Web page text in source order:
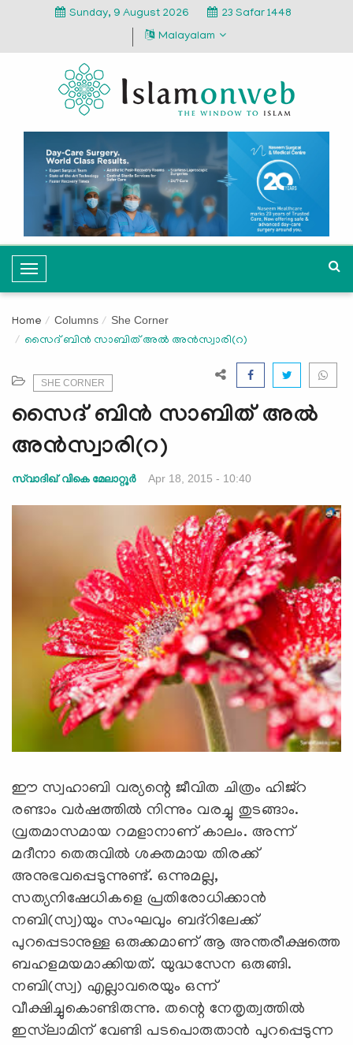
Sunday, 9 August 2026
23 Safar 1448
Malayalam
T
o
g
l
a
v
i
a
Home Columns She Corner
സൈദ് ബിന്‍ സാബിത് അല്‍ അന്‍സ്വാരി(റ)
SHE CORNER
സൈദ് ബിന്‍ സാബിത് അല്‍
അന്‍സ്വാരി(റ)
സ്വാദിഖ് വികെ മേലാറ്റൂര്‍ Apr 18, 2015 - 10:40
ഈ സ്വഹാബി വര്യന്റെ ജീവിത ചിത്രം ഹിജ്‌റ
രണ്ടാം വര്‍ഷത്തില്‍ നിന്നും വരച്ചു തുടങ്ങാം.
വ്രതമാസമായ റമളാനാണ് കാലം. അന്ന്
മദീനാ തെരുവില്‍ ശക്തമായ തിരക്ക്
അനുഭവപ്പെടുന്നുണ്ട്. ഒന്നുമല്ല,
സത്യനിഷേധികളെ പ്രതിരോധിക്കാന്‍
നബി(സ്വ)യും സംഘവും ബദ്‌റിലേക്ക്
പുറപ്പെടാനുള്ള ഒരുക്കമാണ് ആ അന്തരീക്ഷത്തെ
ബഹളമയമാക്കിയത്. യുദ്ധസേന ഒരുങ്ങി.
നബി(സ്വ) എല്ലാവരെയും ഒന്ന്
വീക്ഷിച്ചുകൊണ്ടിരുന്നു. തന്റെ നേതൃത്വത്തില്‍
ഇസ്‍ലാമിന് വേണ്ടി പടപൊരുതാന്‍ പുറപ്പെടുന്ന